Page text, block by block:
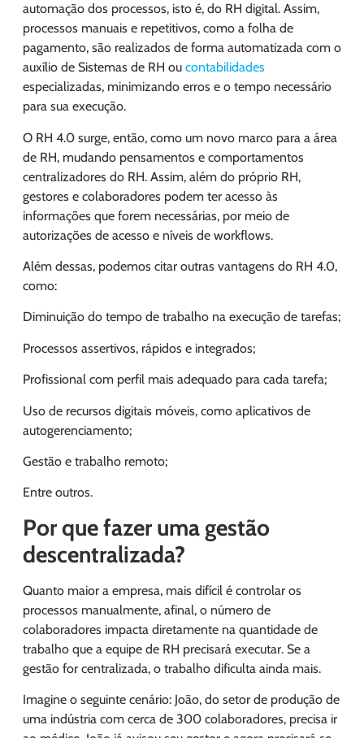
automação dos processos, isto é, do RH digital. Assim,
processos manuais e repetitivos, como a folha de
pagamento, são realizados de forma automatizada com o
auxílio de Sistemas de RH ou contabilidades
especializadas, minimizando erros e o tempo necessário
para sua execução.
O RH 4.0 surge, então, como um novo marco para a área
de RH, mudando pensamentos e comportamentos
centralizadores do RH. Assim, além do próprio RH,
gestores e colaboradores podem ter acesso às
informações que forem necessárias, por meio de
autorizações de acesso e níveis de workflows.
Além dessas, podemos citar outras vantagens do RH 4.0,
como:
Diminuição do tempo de trabalho na execução de tarefas;
Processos assertivos, rápidos e integrados;
Profissional com perfil mais adequado para cada tarefa;
Uso de recursos digitais móveis, como aplicativos de
autogerenciamento;
Gestão e trabalho remoto;
Entre outros.
Por que fazer uma gestão
descentralizada?
Quanto maior a empresa, mais difícil é controlar os
processos manualmente, afinal, o número de
colaboradores impacta diretamente na quantidade de
trabalho que a equipe de RH precisará executar. Se a
gestão for centralizada, o trabalho dificulta ainda mais.
Imagine o seguinte cenário: João, do setor de produção de
uma indústria com cerca de 300 colaboradores, precisa ir